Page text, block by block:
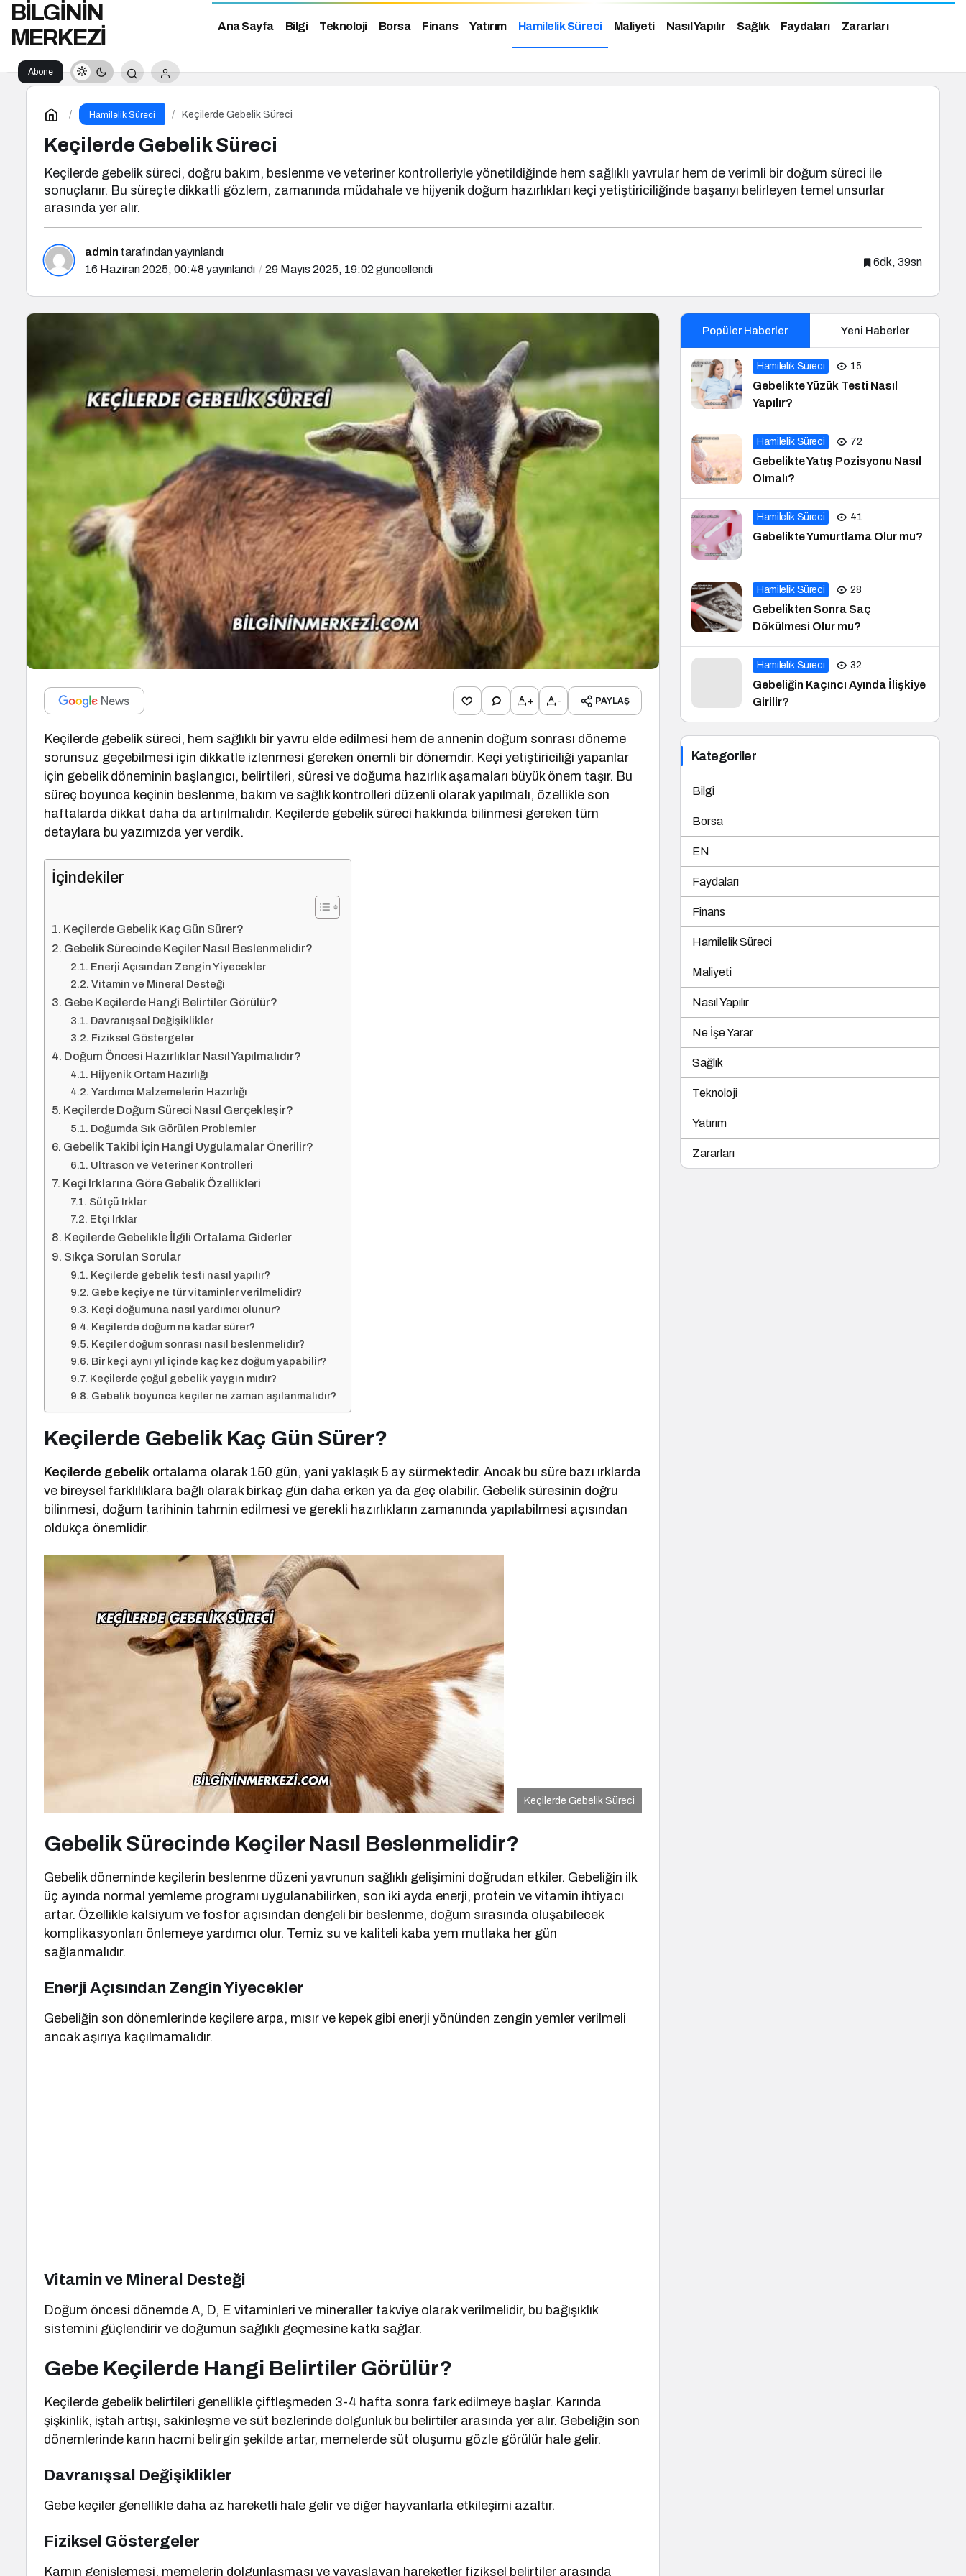
BİLGİNİN
MERKEZİ
Ana Sayfa Bilgi Teknoloji Borsa Finans Yatırım Hamilelik Süreci Maliyeti Nasıl Yapılır Sağlık Faydaları Zararları
Abone
Hamilelik Süreci
Keçilerde Gebelik Süreci
Keçilerde Gebelik Süreci
Keçilerde gebelik süreci, doğru bakım, beslenme ve veteriner kontrolleriyle yönetildiğinde hem sağlıklı yavrular hem de verimli bir doğum süreci ile
sonuçlanır. Bu süreçte dikkatli gözlem, zamanında müdahale ve hijyenik doğum hazırlıkları keçi yetiştiriciliğinde başarıyı belirleyen temel unsurlar
arasında yer alır.
admin tarafından yayınlandı
16 Haziran 2025, 00:48 yayınlandı 29 Mayıs 2025, 19:02 güncellendi
6dk, 39sn
+ - PAYLAŞ
Keçilerde gebelik süreci, hem sağlıklı bir yavru elde edilmesi hem de annenin doğum sonrası döneme
sorunsuz geçebilmesi için dikkatle izlenmesi gereken önemli bir dönemdir. Keçi yetiştiriciliği yapanlar
için gebelik döneminin başlangıcı, belirtileri, süresi ve doğuma hazırlık aşamaları büyük önem taşır. Bu
süreç boyunca keçinin beslenme, bakım ve sağlık kontrolleri düzenli olarak yapılmalı, özellikle son
haftalarda dikkat daha da artırılmalıdır. Keçilerde gebelik süreci hakkında bilinmesi gereken tüm
detaylara bu yazımızda yer verdik.
İçindekiler
Keçilerde Gebelik Kaç Gün Sürer?
Gebelik Sürecinde Keçiler Nasıl Beslenmelidir?
Enerji Açısından Zengin Yiyecekler
Vitamin ve Mineral Desteği
Gebe Keçilerde Hangi Belirtiler Görülür?
Davranışsal Değişiklikler
Fiziksel Göstergeler
Doğum Öncesi Hazırlıklar Nasıl Yapılmalıdır?
Hijyenik Ortam Hazırlığı
Yardımcı Malzemelerin Hazırlığı
Keçilerde Doğum Süreci Nasıl Gerçekleşir?
Doğumda Sık Görülen Problemler
Gebelik Takibi İçin Hangi Uygulamalar Önerilir?
Ultrason ve Veteriner Kontrolleri
Keçi Irklarına Göre Gebelik Özellikleri
Sütçü Irklar
Etçi Irklar
Keçilerde Gebelikle İlgili Ortalama Giderler
Sıkça Sorulan Sorular
Keçilerde gebelik testi nasıl yapılır?
Gebe keçiye ne tür vitaminler verilmelidir?
Keçi doğumuna nasıl yardımcı olunur?
Keçilerde doğum ne kadar sürer?
Keçiler doğum sonrası nasıl beslenmelidir?
Bir keçi aynı yıl içinde kaç kez doğum yapabilir?
Keçilerde çoğul gebelik yaygın mıdır?
Gebelik boyunca keçiler ne zaman aşılanmalıdır?
Keçilerde Gebelik Kaç Gün Sürer?
Keçilerde gebelik ortalama olarak 150 gün, yani yaklaşık 5 ay sürmektedir. Ancak bu süre bazı ırklarda
ve bireysel farklılıklara bağlı olarak birkaç gün daha erken ya da geç olabilir. Gebelik süresinin doğru
bilinmesi, doğum tarihinin tahmin edilmesi ve gerekli hazırlıkların zamanında yapılabilmesi açısından
oldukça önemlidir.
Keçilerde Gebelik Süreci
Gebelik Sürecinde Keçiler Nasıl Beslenmelidir?
Gebelik döneminde keçilerin beslenme düzeni yavrunun sağlıklı gelişimini doğrudan etkiler. Gebeliğin ilk
üç ayında normal yemleme programı uygulanabilirken, son iki ayda enerji, protein ve vitamin ihtiyacı
artar. Özellikle kalsiyum ve fosfor açısından dengeli bir beslenme, doğum sırasında oluşabilecek
komplikasyonları önlemeye yardımcı olur. Temiz su ve kaliteli kaba yem mutlaka her gün
sağlanmalıdır.
Enerji Açısından Zengin Yiyecekler
Gebeliğin son dönemlerinde keçilere arpa, mısır ve kepek gibi enerji yönünden zengin yemler verilmeli
ancak aşırıya kaçılmamalıdır.
Vitamin ve Mineral Desteği
Doğum öncesi dönemde A, D, E vitaminleri ve mineraller takviye olarak verilmelidir, bu bağışıklık
sistemini güçlendirir ve doğumun sağlıklı geçmesine katkı sağlar.
Gebe Keçilerde Hangi Belirtiler Görülür?
Keçilerde gebelik belirtileri genellikle çiftleşmeden 3-4 hafta sonra fark edilmeye başlar. Karında
şişkinlik, iştah artışı, sakinleşme ve süt bezlerinde dolgunluk bu belirtiler arasında yer alır. Gebeliğin son
dönemlerinde karın hacmi belirgin şekilde artar, memelerde süt oluşumu gözle görülür hale gelir.
Davranışsal Değişiklikler
Gebe keçiler genellikle daha az hareketli hale gelir ve diğer hayvanlarla etkileşimi azaltır.
Fiziksel Göstergeler
Karnın genişlemesi, memelerin dolgunlaşması ve yavaşlayan hareketler fiziksel belirtiler arasında
Popüler Haberler Yeni Haberler
Hamilelik Süreci 15
Gebelikte Yüzük Testi Nasıl
Yapılır?
Hamilelik Süreci 72
Gebelikte Yatış Pozisyonu Nasıl
Olmalı?
Hamilelik Süreci 41
Gebelikte Yumurtlama Olur mu?
Hamilelik Süreci 28
Gebelikten Sonra Saç
Dökülmesi Olur mu?
Hamilelik Süreci 32
Gebeliğin Kaçıncı Ayında İlişkiye
Girilir?
Kategoriler
Bilgi
Borsa
EN
Faydaları
Finans
Hamilelik Süreci
Maliyeti
Nasıl Yapılır
Ne İşe Yarar
Sağlık
Teknoloji
Yatırım
Zararları